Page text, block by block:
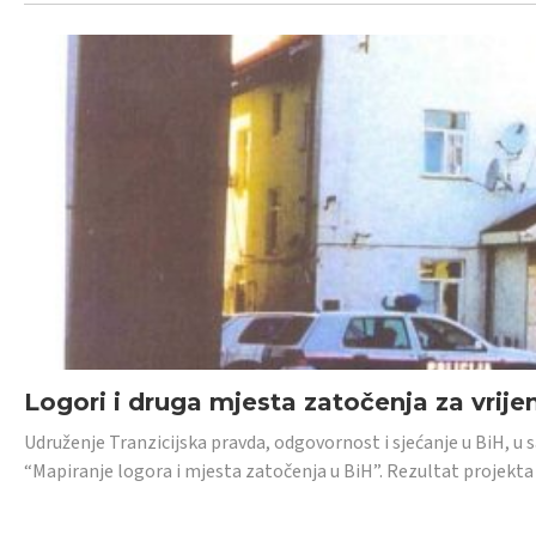
Logori i druga mjesta zatočenja za
Udruženje Tranzicijska pravda, odgovornost i sjećanje u BiH,
“Mapiranje logora i mjesta zatočenja u BiH”. Rezultat